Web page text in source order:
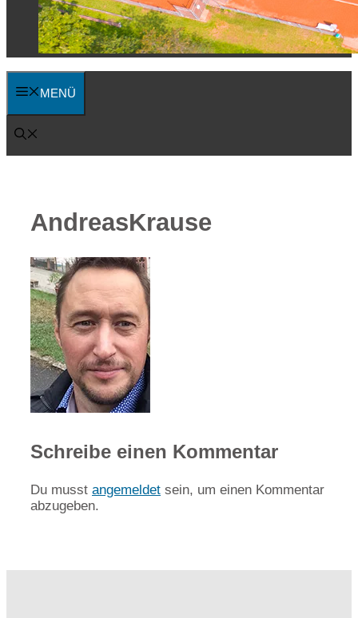
MENÜ
AndreasKrause
Schreibe einen Kommentar
Du musst angemeldet sein, um einen Kommentar
abzugeben.